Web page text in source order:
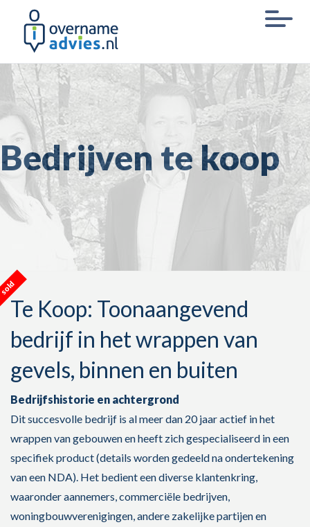
Bedrijven te koop
Te Koop: Toonaangevend
bedrijf in het wrappen van
gevels, binnen en buiten
Bedrijfshistorie en achtergrond
Dit succesvolle bedrijf is al meer dan 20 jaar actief in het
wrappen van gebouwen en heeft zich gespecialiseerd in een
specifiek product (details worden gedeeld na ondertekening
van een NDA). Het bedient een diverse klantenkring,
waaronder aannemers, commerciële bedrijven,
woningbouwverenigingen, andere zakelijke partijen en